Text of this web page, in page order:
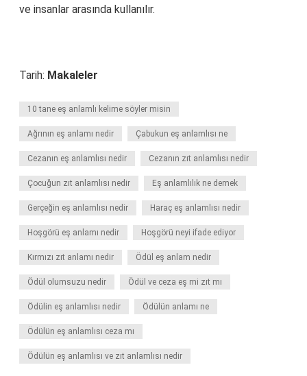
ve insanlar arasında kullanılır.
Tarih: Makaleler
10 tane eş anlamlı kelime söyler misin
Ağrının eş anlamı nedir Çabukun eş anlamlısı ne
Cezanın eş anlamlısı nedir Cezanın zıt anlamlısı nedir
Çocuğun zıt anlamlısı nedir Eş anlamlılık ne demek
Gerçeğin eş anlamlısı nedir Haraç eş anlamlısı nedir
Hoşgörü eş anlamı nedir Hoşgörü neyi ifade ediyor
Kırmızı zıt anlamı nedir Ödül eş anlam nedir
Ödül olumsuzu nedir Ödül ve ceza eş mi zıt mı
Ödülin eş anlamlısı nedir Ödülün anlamı ne
Ödülün eş anlamlısı ceza mı
Ödülün eş anlamlısı ve zıt anlamlısı nedir